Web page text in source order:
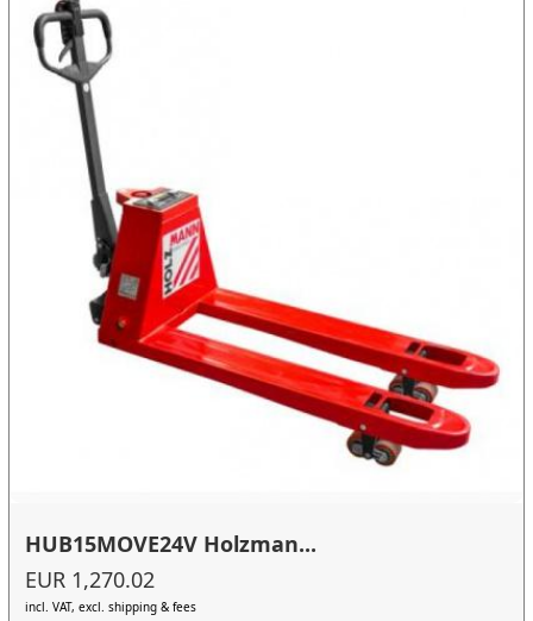
HUB15MOVE24V Holzman...
EUR 1,270.02
incl. VAT, excl. shipping & fees